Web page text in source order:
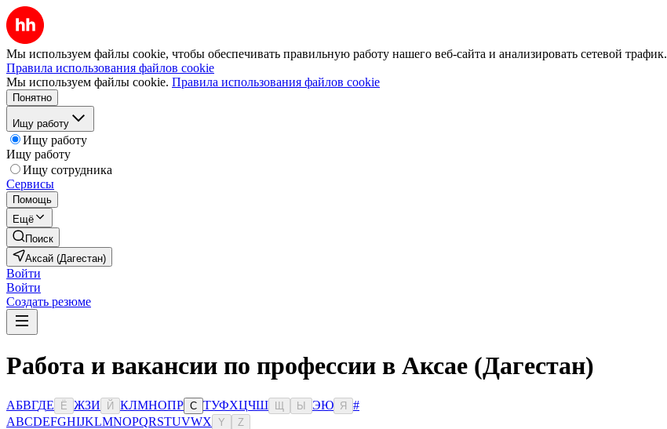
Мы используем файлы cookie, чтобы обеспечивать правильную работу нашего веб-сайта и анализировать сетевой трафик.
Правила использования файлов cookie
Мы используем файлы cookie. Правила использования файлов cookie
Понятно
Ищу работу
Ищу работу
Ищу работу
Ищу сотрудника
Сервисы
Помощь
Ещё
Поиск
Аксай (Дагестан)
Войти
Войти
Создать резюме
Работа и вакансии по профессии в Аксае (Дагестан)
АБВГДЕ Ё ЖЗИ Й КЛМНОПР С ТУФХЦЧШ Ы ЭЮ Я
#
ABCDEFGHIJKLMNOPQRSTUVWX Y Z